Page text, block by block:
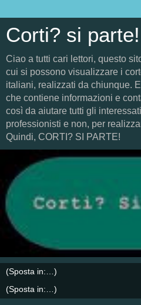
Corti? si parte!
Ciao a tutti cari lettori, questo
cui si possono visualizzare i
italiani, realizzati da chiunque.
che contiene informazioni e
così da aiutare tutti gli
professionisti e non, per
Quindi, CORTI? SI PARTE!